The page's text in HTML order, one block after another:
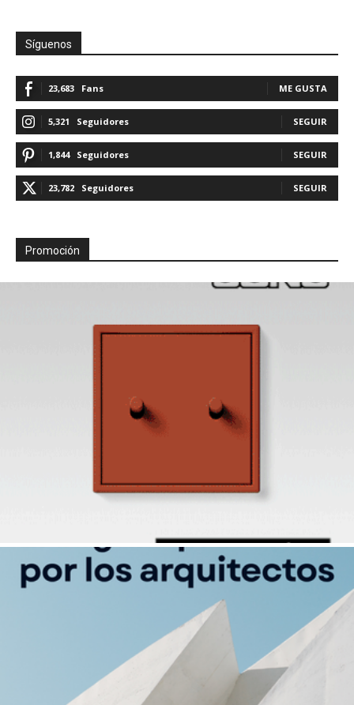
Síguenos
23,683 Fans ME GUSTA
5,321 Seguidores SEGUIR
1,844 Seguidores SEGUIR
23,782 Seguidores SEGUIR
Promoción